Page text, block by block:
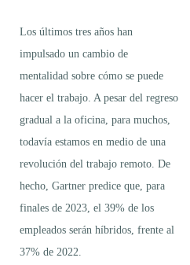
Los últimos tres años han
impulsado un cambio de
mentalidad sobre cómo se puede
hacer el trabajo. A pesar del regreso
gradual a la oficina, para muchos,
todavía estamos en medio de una
revolución del trabajo remoto. De
hecho, Gartner predice que, para
finales de 2023, el 39% de los
empleados serán híbridos, frente al
37% de 2022.